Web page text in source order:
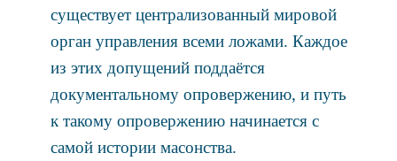
существует централизованный мировой
орган управления всеми ложами. Каждое
из этих допущений поддаётся
документальному опровержению, и путь
к такому опровержению начинается с
самой истории масонства.